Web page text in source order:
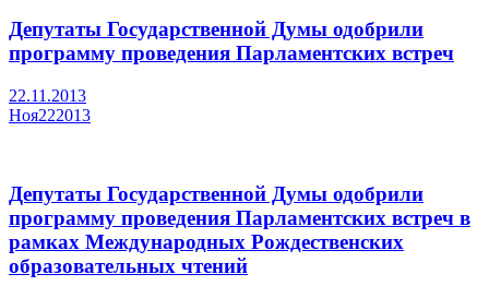
Депутаты Государственной Думы одобрили
программу проведения Парламентских встреч
22.11.2013
Ноя222013
Депутаты Государственной Думы одобрили
программу проведения Парламентских встреч в
рамках Международных Рождественских
образовательных чтений